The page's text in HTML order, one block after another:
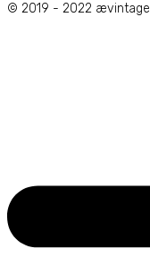
© 2019 - 2022 ævintage